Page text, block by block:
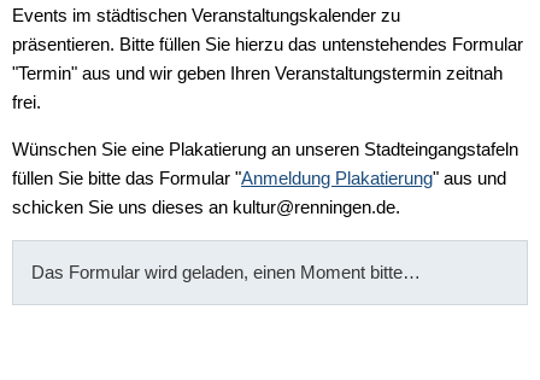
Termine
melden
Events im städtischen Veranstaltungskalender zu
präsentieren. Bitte füllen Sie hierzu das untenstehendes Formular
"Termin" aus und wir geben Ihren Veranstaltungstermin zeitnah
frei.
Wünschen Sie eine Plakatierung an unseren Stadteingangstafeln
füllen Sie bitte das Formular "Anmeldung Plakatierung" aus und
schicken Sie uns dieses an kultur@renningen.de.
Das Formular wird geladen, einen Moment bitte…